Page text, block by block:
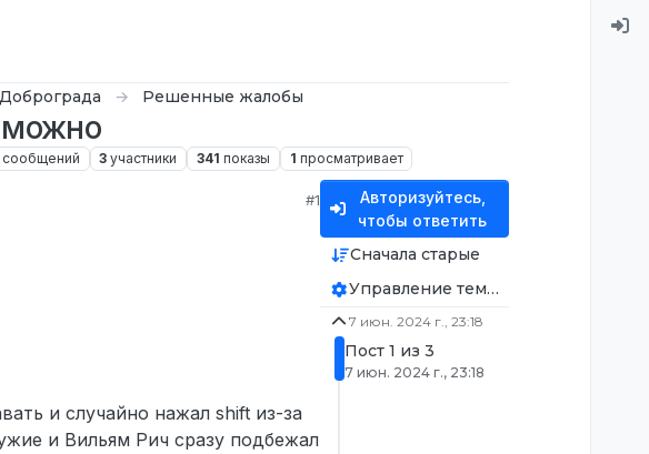
Решенные жалобы
можно
сообщений 3 участники 341 показы 1 просматривает
#1
и случайно нажал shift из-за
и Вильям Рич сразу подбежал
Авторизуйтесь,
чтобы ответить
Сначала старые
Управление темой
7 июн. 2024 г., 23:18
Пост 1 из 3
7 июн. 2024 г., 23:18